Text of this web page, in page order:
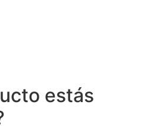
estás